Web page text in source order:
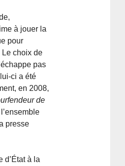
à jouer la
pour
Le choix de
pas
ci a été
en 2008,
de
presse
d’État à la